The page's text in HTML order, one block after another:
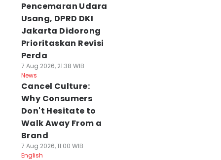
Pencemaran Udara
Usang, DPRD DKI
Jakarta Didorong
Prioritaskan Revisi
Perda
7 Aug 2026, 21:38 WIB
News
Cancel Culture:
Why Consumers
Don't Hesitate to
Walk Away From a
Brand
7 Aug 2026, 11:00 WIB
English